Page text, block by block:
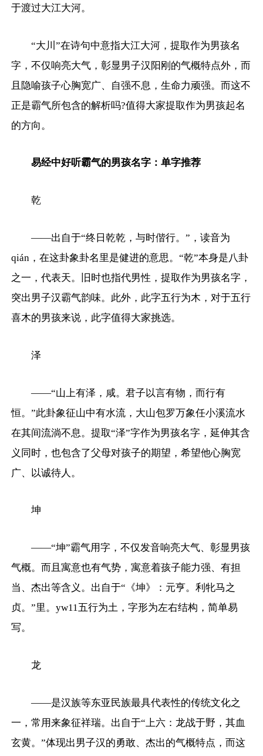
于渡过大江大河。
“大川”在诗句中意指大江大河，提取作为男孩名
字，不仅响亮大气，彰显男子汉阳刚的气概特点外，而
且隐喻孩子心胸宽广、自强不息，生命力顽强。而这不
正是霸气所包含的解析吗?值得大家提取作为男孩起名
的方向。
易经中好听霸气的男孩名字：单字推荐
乾
——出自于“终日乾乾，与时偕行。”，读音为
qián，在这卦象卦名里是健进的意思。“乾”本身是八卦
之一，代表天。旧时也指代男性，提取作为男孩名字，
突出男子汉霸气韵味。此外，此字五行为木，对于五行
喜木的男孩来说，此字值得大家挑选。
泽
——“山上有泽，咸。君子以言有物，而行有
恒。”此卦象征山中有水流，大山包罗万象任小溪流水
在其间流淌不息。提取“泽”字作为男孩名字，延伸其含
义同时，也包含了父母对孩子的期望，希望他心胸宽
广、以诚待人。
坤
——“坤”霸气用字，不仅发音响亮大气、彰显男孩
气概。而且寓意也有气势，寓意着孩子能力强、有担
当、杰出等含义。出自于“《坤》：元亨。利牝马之
贞。”里。yw11五行为土，字形为左右结构，简单易
写。
龙
——是汉族等东亚民族最具代表性的传统文化之
一，常用来象征祥瑞。出自于“上六：龙战于野，其血
玄黄。”体现出男子汉的勇敢、杰出的气概特点，而这